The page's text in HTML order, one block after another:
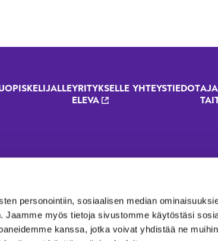
personointiin, sosiaalisen median
Jaamme myös tietoja sivustomme käytöstäsi
kanssa, jotka voivat yhdistää ne
- 2023 renewal
OPISKELIJALLEYRITYKSELLE
ELEVA
YHTEYSTIEDOT